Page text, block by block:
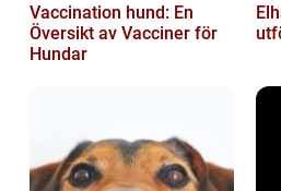
Vaccination hund: En
Översikt av Vacciner för
Hundar